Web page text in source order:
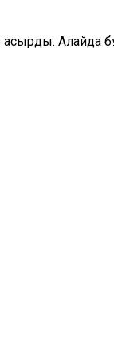
асырды. Алайда